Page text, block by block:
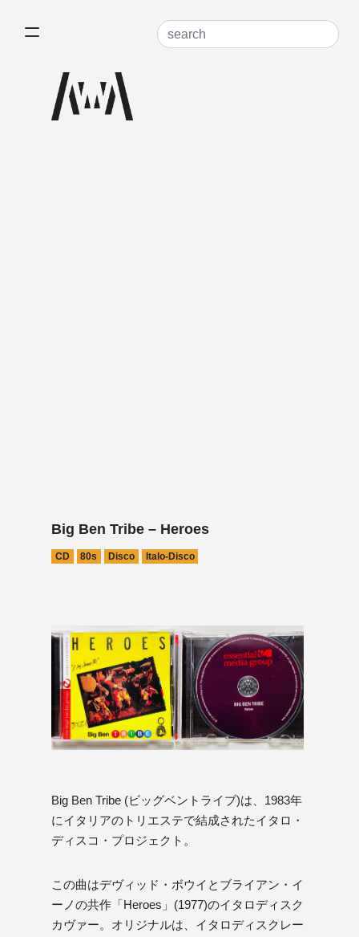
Big Ben Tribe – Heroes
CD 80s Disco Italo-Disco
Big Ben Tribe (ビッグベントライブ)は、1983年
にイタリアのトリエステで結成されたイタロ・
ディスコ・プロジェクト。
この曲はデヴィッド・ボウイとブライアン・イ
ーノの共作「Heroes」(1977)のイタロディスク
カヴァー。オリジナルは、イタロディスクレー